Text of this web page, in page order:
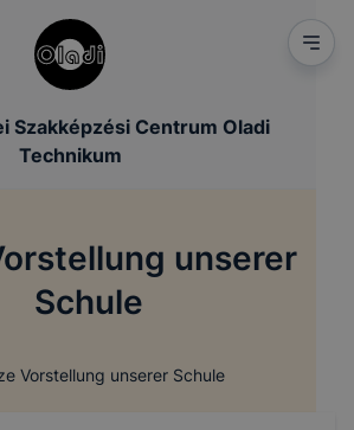
Szakképzési Centrum Oladi
Technikum
unserer
Schule
Vorstellung unserer Schule